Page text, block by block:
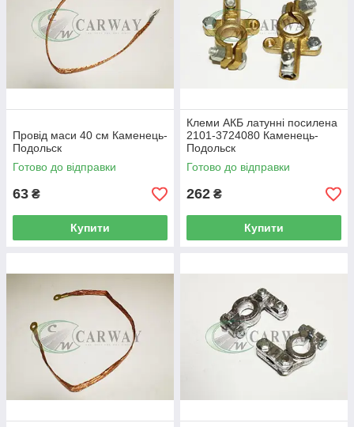
Провід маси 40 см Каменець-
Подольск
Готово до відправки
63 ₴
Купити
Клеми АКБ латунні посилена
2101-3724080 Каменець-
Подольск
Готово до відправки
262 ₴
Купити